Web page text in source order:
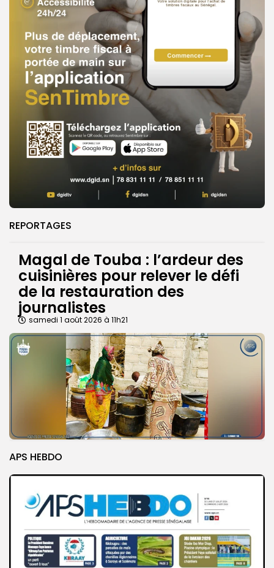
REPORTAGES
Magal de Touba : l’ardeur des
cuisinières pour relever le défi
de la restauration des
journalistes
samedi 1 août 2026 à 11h21
APS HEBDO